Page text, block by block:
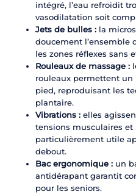
intégré, l’eau refroidit
vasodilatation soit
Jets de bulles :la
doucement l’ensemble
les zones réflexes sans
Rouleaux de massage :
rouleaux permettent un
pied, reproduisant les
plantaire.
Vibrations :elles
tensions musculaires
particulièrement utile
debout.
Bac ergonomique :un
antidérapant garantit
pour les seniors.